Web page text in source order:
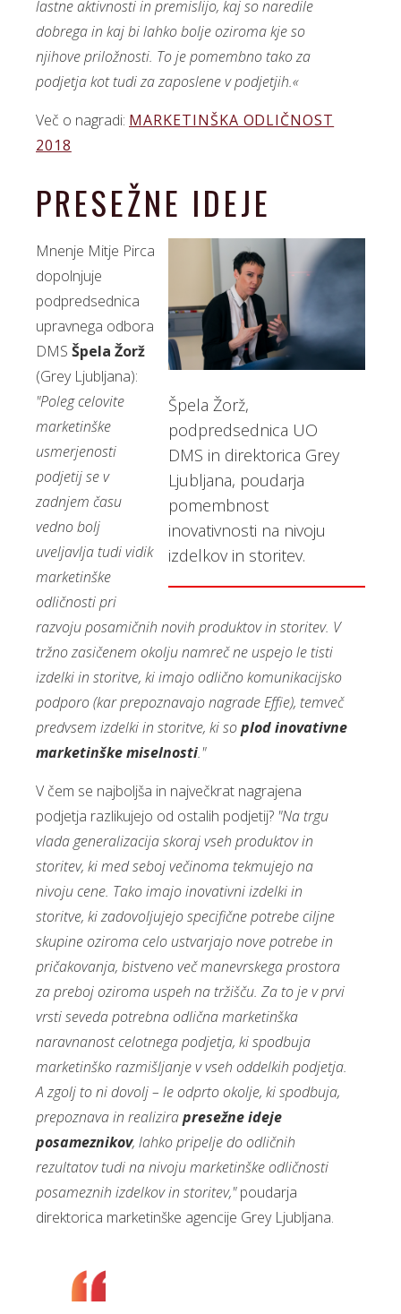
lastne aktivnosti in premislijo, kaj so naredile
dobrega in kaj bi lahko bolje oziroma kje so
njihove priložnosti. To je pomembno tako za
podjetja kot tudi za zaposlene v podjetjih.«
Več o nagradi: MARKETINŠKA ODLIČNOST
2018
PRESEŽNE IDEJE
Špela Žorž,
podpredsednica UO
DMS in direktorica Grey
Ljubljana, poudarja
pomembnost
inovativnosti na nivoju
izdelkov in storitev.
Mnenje Mitje Pirca
dopolnjuje
podpredsednica
upravnega odbora
DMS Špela Žorž
(Grey Ljubljana):
"Poleg celovite
marketinške
usmerjenosti
podjetij se v
zadnjem času
vedno bolj
uveljavlja tudi vidik
marketinške
odličnosti pri
razvoju posamičnih novih produktov in storitev. V
tržno zasičenem okolju namreč ne uspejo le tisti
izdelki in storitve, ki imajo odlično komunikacijsko
podporo (kar prepoznavajo nagrade Effie), temveč
predvsem izdelki in storitve, ki soplod inovativne
marketinške miselnosti."
V čem se najboljša in največkrat nagrajena
podjetja razlikujejo od ostalih podjetij? "Na trgu
vlada generalizacija skoraj vseh produktov in
storitev, ki med seboj večinoma tekmujejo na
nivoju cene. Tako imajo inovativni izdelki in
storitve, ki zadovoljujejo specifične potrebe ciljne
skupine oziroma celo ustvarjajo nove potrebe in
pričakovanja, bistveno več manevrskega prostora
za preboj oziroma uspeh na tržišču. Za to je v prvi
vrsti seveda potrebna odlična marketinška
naravnanost celotnega podjetja, ki spodbuja
marketinško razmišljanje v vseh oddelkih podjetja.
A zgolj to ni dovolj – le odprto okolje, ki spodbuja,
prepoznava in realizirapresežne ideje
posameznikov, lahko pripelje do odličnih
rezultatov tudi na nivoju marketinške odličnosti
posameznih izdelkov in storitev,"poudarja
direktorica marketinške agencije Grey Ljubljana.